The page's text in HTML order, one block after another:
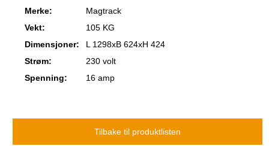
Merke:
Magtrack
Vekt:
105 KG
Dimensjoner:
L 1298xB 624xH 424
Strøm:
230 volt
Spenning:
16 amp